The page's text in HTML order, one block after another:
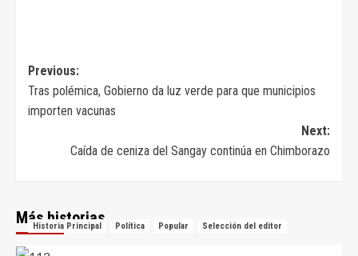
Navegación
de
entradas
Previous:
Tras polémica, Gobierno da luz verde para que municipios
importen vacunas
Next:
Caída de ceniza del Sangay continúa en Chimborazo
Más historias
Historia Principal Política Popular Selección del editor